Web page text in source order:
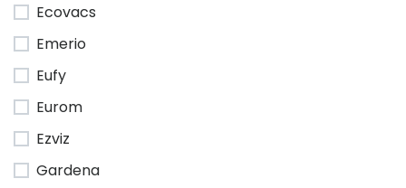
Ecovacs
Emerio
Eufy
Eurom
Ezviz
Gardena